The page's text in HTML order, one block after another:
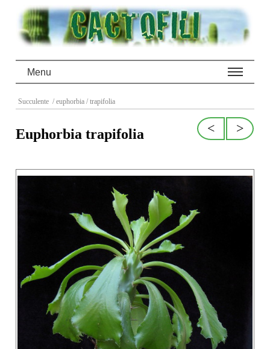
Menu
Succulente / euphorbia / trapifolia
>
<
Euphorbia trapifolia